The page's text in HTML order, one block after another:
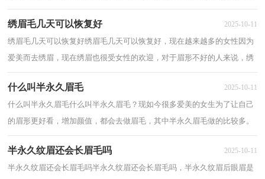
半永久，那半永久纹眉能维持多久呢？下面是我...
绣眉毛几天可以恢复好 2025-10-11
绣眉毛几天可以恢复好绣眉毛几天可以恢复好，现在越来越多的女性因为
爱美而去绣眉，现在绣眉也很受女性的欢迎，对于眉形不好的人来说，绣
眉也是最佳的选择，一起看看小编收集了关于绣...
什么叫半永久眉毛 2025-10-11
什么叫半永久眉毛什么叫半永久眉毛？现如今很多爱美的女生为了让自己
的眉形更好看，增加颜值，都会去做眉毛，其中半永久眉毛做的比较多。
半永久眉毛又称半永久定妆眉，是通过形象设计...
半永久纹眉还会长眉毛吗 2025-10-11
半永久纹眉还会长眉毛吗半永久纹眉还会长眉毛吗，半永久纹眉后眼眉是